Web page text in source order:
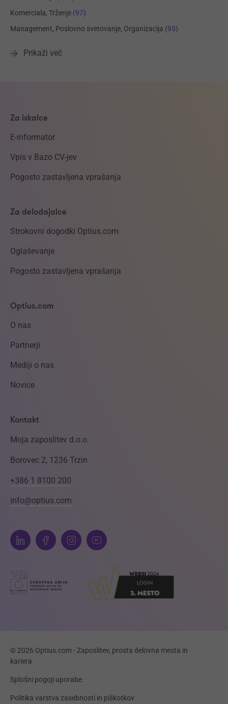
Komerciala, Trženje (97)
Management, Poslovno svetovanje, Organizacija (95)
Prikaži več
Za iskalce
E-informator
Vpis v Bazo CV-jev
Pogosto zastavljena vprašanja
Za delodajalce
Strokovni dogodki Optius.com
Oglaševanje
Pogosto zastavljena vprašanja
Optius.com
O nas
Partnerji
Mediji o nas
Novice
Kontakt
Moja zaposlitev d.o.o.
Borovec 2, 1236 Trzin
+386 1 8100 200
info@optius.com
© 2026 Optius.com - Zaposlitev, prosta delovna mesta in
kariera
Splošni pogoji uporabe
Politika varstva zasebnosti in piškotkov